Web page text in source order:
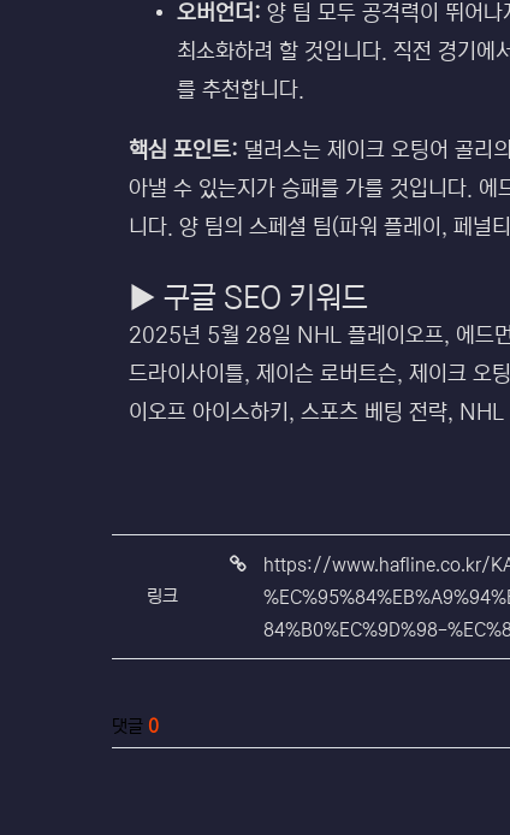
오버언더: 양 팀 모두 공격력이 뛰어
최소화하려 할 것입니다. 직전 경기에
를 추천합니다.
핵심 포인트: 댈러스는 제이크 오팅어 골리
아낼 수 있는지가 승패를 가를 것입니다. 에
니다. 양 팀의 스페셜 팀(파워 플레이, 페널
▶ 구글 SEO 키워드
2025년 5월 28일 NHL 플레이오프, 에드
드라이사이틀, 제이슨 로버트슨, 제이크 오
이오프 아이스하키, 스포츠 베팅 전략,
링크
https://www.hafline.co.kr/
84%B0%EC%9D%98-
댓글 0